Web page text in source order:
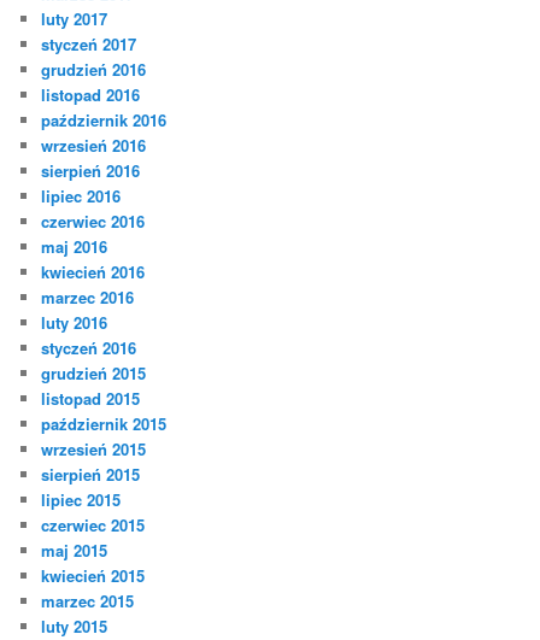
luty 2017
styczeń 2017
grudzień 2016
listopad 2016
październik 2016
wrzesień 2016
sierpień 2016
lipiec 2016
czerwiec 2016
maj 2016
kwiecień 2016
marzec 2016
luty 2016
styczeń 2016
grudzień 2015
listopad 2015
październik 2015
wrzesień 2015
sierpień 2015
lipiec 2015
czerwiec 2015
maj 2015
kwiecień 2015
marzec 2015
luty 2015